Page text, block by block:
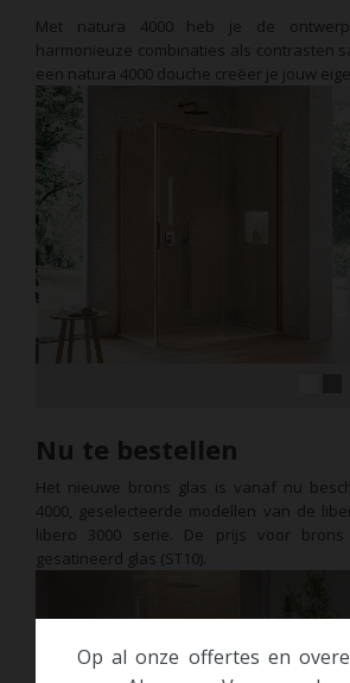
Met natura 4000 heb je de
harmonieuze combinaties als contrasten
een natura 4000 douche creëer je jouw
Nu te bestellen
Het nieuwe brons glas is vanaf nu
4000, geselecteerde modellen van de
libero 3000 serie. De prijs voor
gesatineerd glas (ST10).
Op al onze offertes en